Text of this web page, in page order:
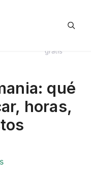
Kündigung
gratis
qué
horas,